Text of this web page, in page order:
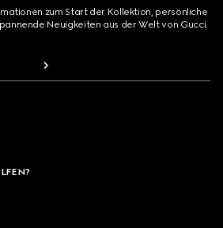
zum Start der Kollektion, persönliche
Neuigkeiten aus der Welt von Gucci.